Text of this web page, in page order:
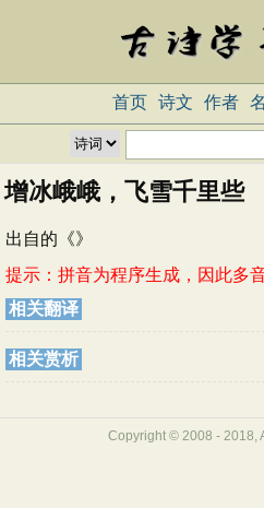
首页 诗文 作者
增冰峨峨，飞雪千里些
出自的《》
提示：拼音为程序生成，因此多
相关翻译
相关赏析
Copyright © 2008 - 2018,